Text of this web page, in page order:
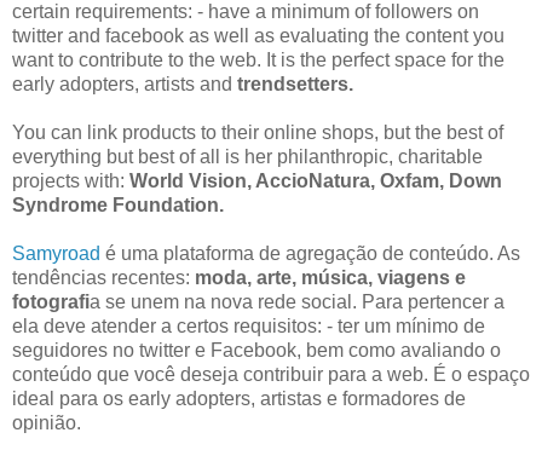
certain requirements: - have a minimum of followers on
twitter and facebook as well as evaluating the content you
want to contribute to the web. It is the perfect space for the
early adopters, artists and trendsetters.
You can link products to their online shops, but the best of
everything but best of all is her philanthropic, charitable
projects with: World Vision,AccioNatura, Oxfam, Down
Syndrome Foundation.
Samyroad é uma plataforma de agregação de conteúdo. As
tendências recentes: moda, arte, música, viagens e
fotografia se unem na nova rede social. Para pertencer a
ela deve atender a certos requisitos: - ter um mínimo de
seguidores no twitter e Facebook, bem como avaliando o
conteúdo que você deseja contribuir para a web. É o espaço
ideal para os early adopters, artistas e formadores de
opinião.